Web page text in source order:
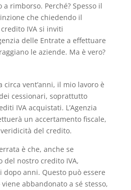
rimborso. Perché? Spesso il
che chiedendo il
IVA si inviti
delle Entrate a effettuare
le aziende. Ma è vero?
circa vent’anni, il mio lavoro è
cessionari, soprattutto
IVA acquistati. L’Agenzia
un accertamento fiscale,
del credito.
è che, anche se
nostro credito IVA,
anni. Questo può essere
abbandonato a sé stesso,